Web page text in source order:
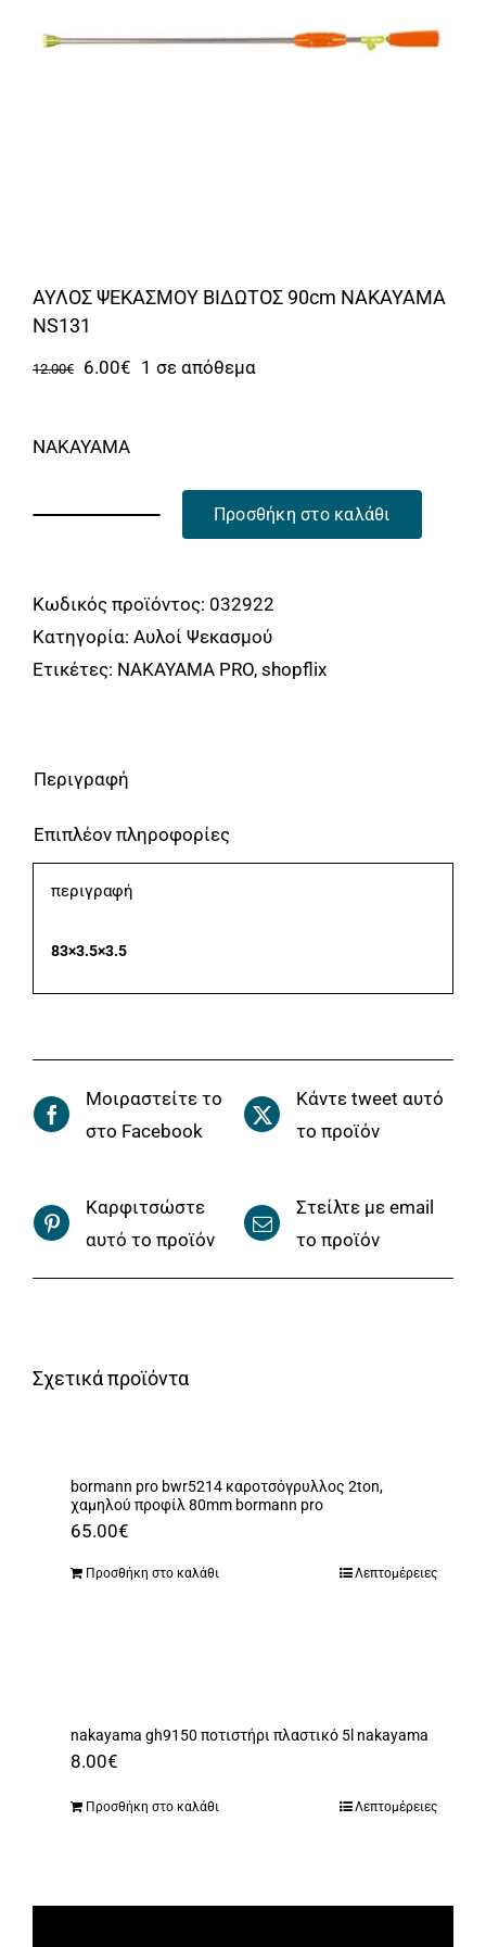
Αυτοκίνητο
ΑΥΛΟΣ ΨΕΚΑΣΜΟΥ ΒΙΔΩΤΟΣ 90cm NAKAYAMA
NS131
12.00€
Original
6.00€ Η1 σε απόθεμα
NAKAYAMA
ΒΙΔΩΤΟΣ
90cm
NAKAYAMA
Προσθήκη στο καλάθι
Κωδικός προϊόντος: 032922
Κατηγορία: Αυλοί Ψεκασμού
Ετικέτες: NAKAYAMA PRO, shopflix
Περιγραφή
Επιπλέον πληροφορίες
περιγραφή
83×3.5×3.5
Μοιραστείτε το
στο Facebook
Κάντε tweet αυτό
το προϊόν
Καρφιτσώστε
αυτό το προϊόν
Στείλτε με email
το προϊόν
Σχετικά προϊόντα
bormann pro bwr5214 καροτσόγρυλλος 2ton,
χαμηλού προφίλ 80mm bormann pro
65.00€
Προσθήκη στο καλάθι Λεπτομέρειες
nakayama gh9150 ποτιστήρι πλαστικό 5l nakayama
8.00€
Προσθήκη στο καλάθι Λεπτομέρειες